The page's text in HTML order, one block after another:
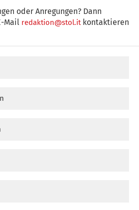
oder Anregungen? Dann
Mail redaktion@stol.itkontaktieren